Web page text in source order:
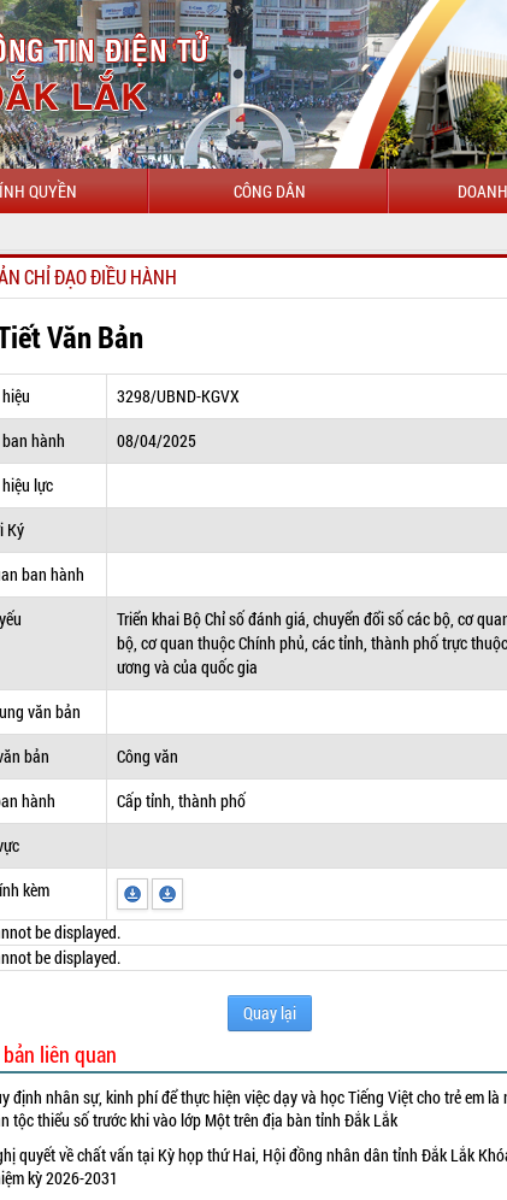
QUYỀN CÔNG DÂN
CHÀO
CHỈ ĐẠO ĐIỀU HÀNH
Văn Bản
3298/UBND-KGVX
hành
08/04/2025
lực
Ký
ban hành
Triển khai Bộ Chỉ số đánh giá, chuyển đổi số các bộ, cơ
bộ, cơ quan thuộc Chính phủ, các tỉnh, thành phố trực
ương và của quốc gia
văn bản
bản
Công văn
hành
Cấp tỉnh, thành phố
kèm
be displayed.
be displayed.
Quay lại
liên quan
định nhân sự, kinh phí để thực hiện việc dạy và học Tiếng Việt cho trẻ em là
tộc thiểu số trước khi vào lớp Một trên địa bàn tỉnh Đắk Lắk
quyết về chất vấn tại Kỳ họp thứ Hai, Hội đồng nhân dân tỉnh Đắk Lắk
kỳ 2026-2031